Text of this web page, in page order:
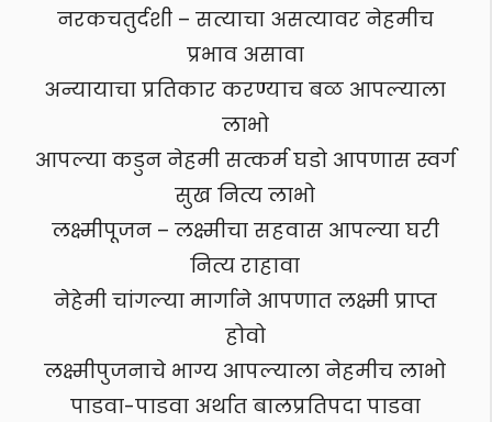
नरकचतुर्दशी – सत्याचा असत्यावर नेहमीच
प्रभाव असावा
अन्यायाचा प्रतिकार करण्याच बळ आपल्याला
लाभो
आपल्या कडुन नेहमी सत्कर्म घडो आपणास स्वर्ग
सुख नित्य लाभो
लक्ष्मीपूजन – लक्ष्मीचा सहवास आपल्या घरी
नित्य राहावा
नेहेमी चांगल्या मार्गाने आपणात लक्ष्मी प्राप्त
होवो
लक्ष्मीपुजनाचे भाग्य आपल्याला नेहमीच लाभो
पाडवा-पाडवा अर्थात बालप्रतिपदा पाडवा